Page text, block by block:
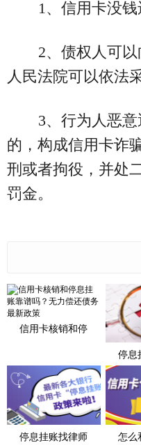
1、信用卡没钱
2、债权人可
人民法院可以依法
3、行为人恶
的，构成信用卡诈
刑或者拘役，并处
罚金。
信用卡核销和停
停息
停息挂账找律师 怎么